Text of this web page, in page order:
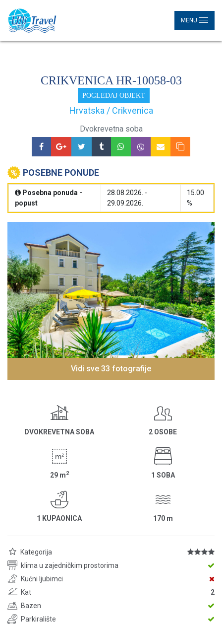
MENU
CRIKVENICA HR-10058-03
POGLEDAJ OBJEKT
Hrvatska / Crikvenica
Dvokrevetna soba
POSEBNE PONUDE
Posebna ponuda -
popust
28.08.2026. -
29.09.2026.
15.00
%
Vidi sve 33 fotografije
DVOKREVETNA SOBA 2 OSOBE
29 m2 1 SOBA
1 KUPAONICA 170 m
Kategorija
klima u zajedničkim prostorima
Kućni ljubimci
Kat
2
Bazen
Parkiralište